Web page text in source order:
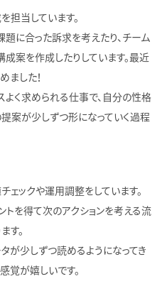
担当しています。
に合った訴求を考えたり、チーム
案を作成したりしています。最近
ました！
スよく求められる仕事で、自分の性格
案が少しずつ形になっていく過程
ックや運用調整をしています。
トを得て次のアクションを考える流
す。
が少しずつ読めるようになってき
覚が嬉しいです。